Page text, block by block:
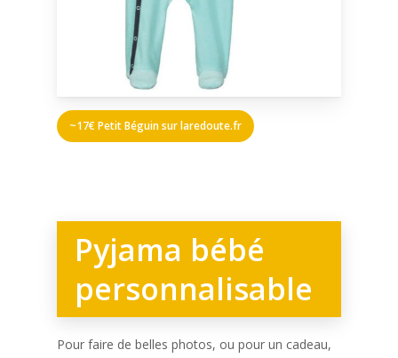
~17€ Petit Béguin sur laredoute.fr
Pyjama bébé
personnalisable
Pour faire de belles photos, ou pour un cadeau,